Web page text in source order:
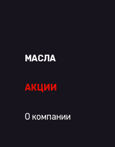
МАСЛА
АКЦИИ
О компании